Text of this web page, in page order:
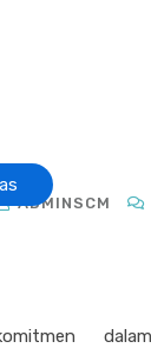
ADMINSCM